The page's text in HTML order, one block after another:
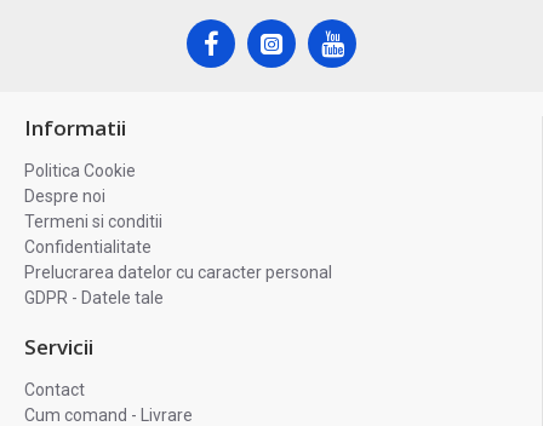
Informatii
Politica Cookie
Despre noi
Termeni si conditii
Confidentialitate
Prelucrarea datelor cu caracter personal
GDPR - Datele tale
Servicii
Contact
Cum comand - Livrare